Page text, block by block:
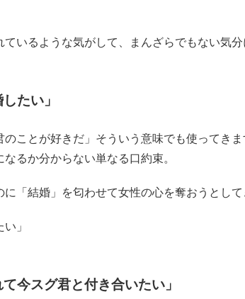
いるような気がして、まんざらでもない気分
たい」
のことが好きだ」そういう意味でも使ってき
るか分からない単なる口約束。
「結婚」を匂わせて女性の心を奪おうとして
て今スグ君と付き合いたい」